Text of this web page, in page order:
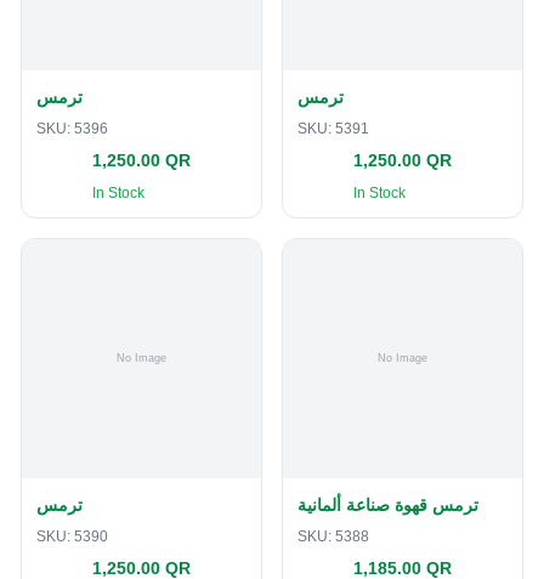
ترمس
SKU: 5396
1,250.00 QR
In Stock
ترمس
SKU: 5391
1,250.00 QR
In Stock
ترمس
SKU: 5390
1,250.00 QR
ترمس قهوة صناعة ألمانية
SKU: 5388
1,185.00 QR